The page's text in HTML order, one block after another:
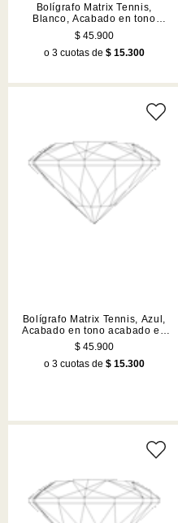
Bolígrafo Matrix Tennis,
Blanco, Acabado en tono
acabado en tono cromado
$ 45.900
o 3 cuotas de $ 15.300
Bolígrafo Matrix Tennis, Azul,
Acabado en tono acabado en
tono cromado
$ 45.900
o 3 cuotas de $ 15.300